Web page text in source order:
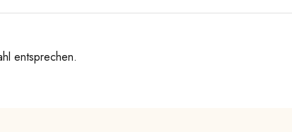
entsprechen.